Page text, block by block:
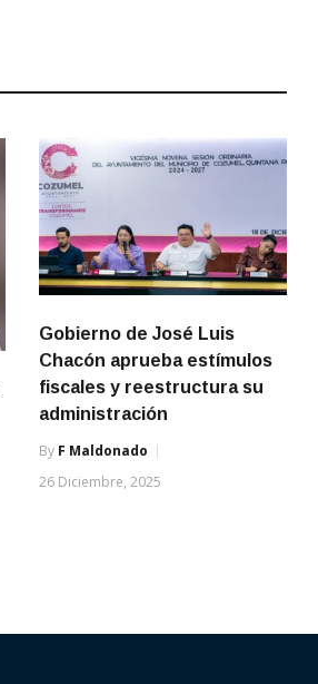
Gobierno de José Luis
Chacón aprueba estímulos
fiscales y reestructura su
administración
By F Maldonado
26 Diciembre, 2025